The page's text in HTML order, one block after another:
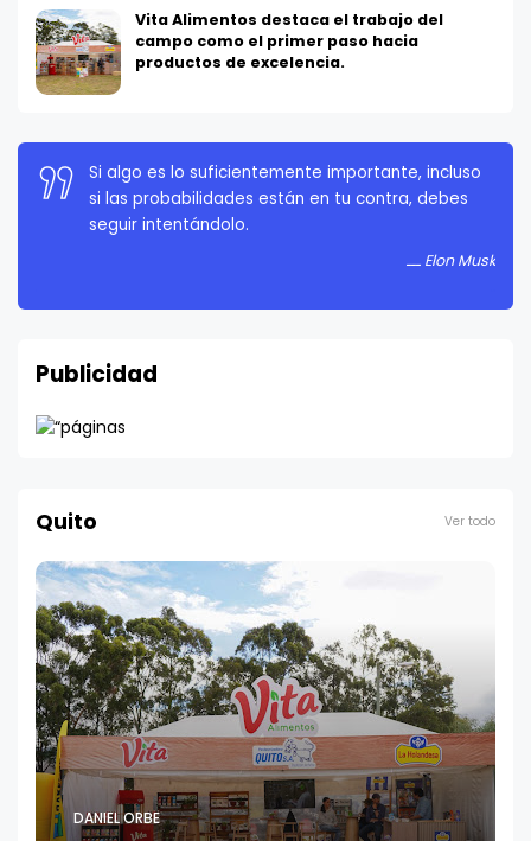
Vita Alimentos destaca el trabajo del
campo como el primer paso hacia
productos de excelencia.
La persistencia es muy importante. No debes
rendirte a menos que estés obligado a rendirte.
Publicidad
Quito Ver todo
DANIEL ORBE